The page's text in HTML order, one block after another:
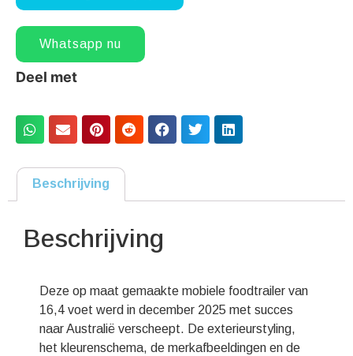
Whatsapp nu
Deel met
Beschrijving
Beschrijving
Deze op maat gemaakte mobiele foodtrailer van
16,4 voet werd in december 2025 met succes
naar Australië verscheept. De exterieurstyling,
het kleurenschema, de merkafbeeldingen en de